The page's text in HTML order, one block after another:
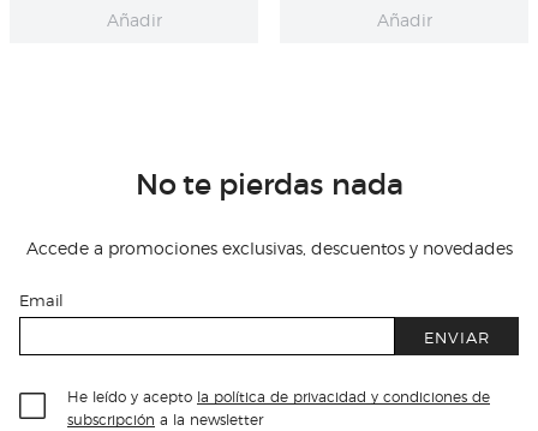
Añadir Añadir
No te pierdas nada
Accede a promociones exclusivas, descuentos y novedades
Email
ENVIAR
He leído y acepto la política de privacidad y condiciones de
subscripción a la newsletter